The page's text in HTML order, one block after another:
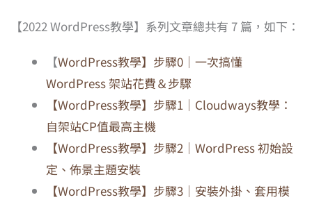
【2022 WordPress教學】系列文章總共有 7 篇，如下：
【WordPress教學】步驟0｜一次搞懂
WordPress 架站花費＆步驟
【WordPress教學】步驟1｜Cloudways教學：
自架站CP值最高主機
【WordPress教學】步驟2｜WordPress 初始設
定、佈景主題安裝
【WordPress教學】步驟3｜安裝外掛、套用模